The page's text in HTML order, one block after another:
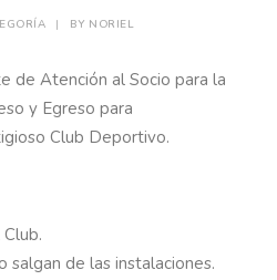
| BY NORIEL
de Atención al Socio para la
y Egreso para
Club Deportivo.
salgan de las instalaciones.